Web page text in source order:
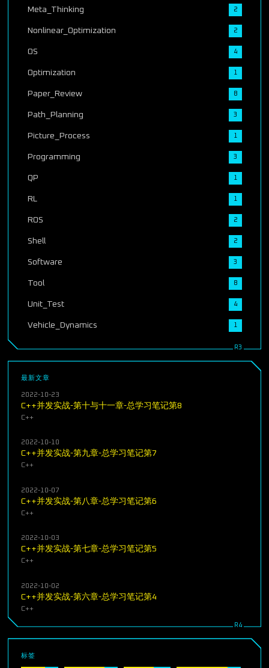
Meta_Thinking 2
Nonlinear_Optimization 2
OS 4
Optimization 1
Paper_Review 8
Path_Planning 3
Picture_Process 1
Programming 3
QP 1
RL 1
ROS 2
Shell 2
Software 3
Tool 8
Unit_Test 4
Vehicle_Dynamics 1
最新文章
2022-10-23
C++并发实战-第十与十一章-总学习笔记第8
C++
2022-10-10
C++并发实战-第九章-总学习笔记第7
C++
2022-10-07
C++并发实战-第八章-总学习笔记第6
C++
2022-10-03
C++并发实战-第七章-总学习笔记第5
C++
2022-10-02
C++并发实战-第六章-总学习笔记第4
C++
标签